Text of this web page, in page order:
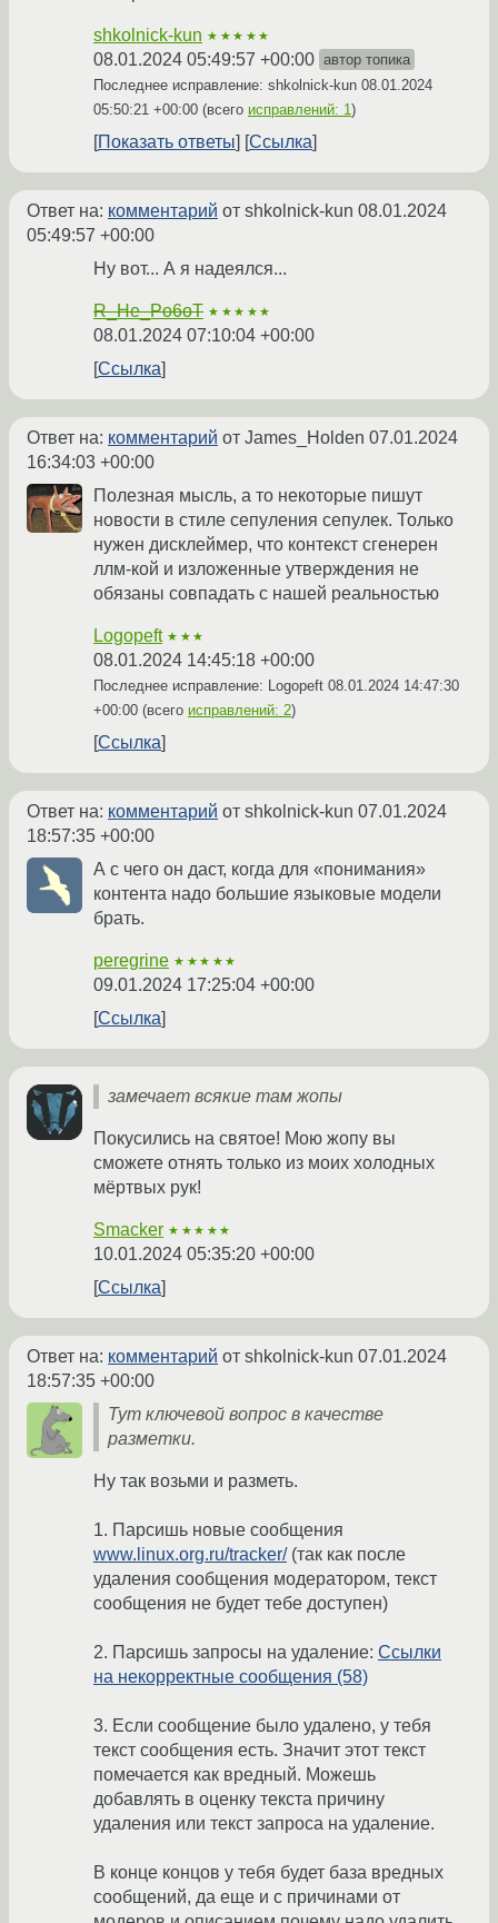
shkolnick-kun ★★★★★
08.01.2024 05:49:57 +00:00 автор топика
Последнее исправление: shkolnick-kun 08.01.2024
05:50:21 +00:00 (всего исправлений: 1 )
Показать ответы Ссылка
Ответ на: комментарий от shkolnick-kun 08.01.2024
05:49:57 +00:00
Ну вот... А я надеялся...
R_He_Po6oT ★★★★★
08.01.2024 07:10:04 +00:00
Ссылка
Ответ на: комментарий от James_Holden 07.01.2024
16:34:03 +00:00
Полезная мысль, а то некоторые пишут
новости в стиле сепуления сепулек. Только
нужен дисклеймер, что контекст сгенерен
ллм-кой и изложенные утверждения не
обязаны совпадать с нашей реальностью
Logopeft ★★★
08.01.2024 14:45:18 +00:00
Последнее исправление: Logopeft 08.01.2024 14:47:30
+00:00 (всего исправлений: 2)
Ссылка
Ответ на: комментарий от shkolnick-kun 07.01.2024
18:57:35 +00:00
А с чего он даст, когда для «понимания»
контента надо большие языковые модели
брать.
peregrine ★★★★★
09.01.2024 17:25:04 +00:00
Ссылка
замечает всякие там жопы
Покусились на святое! Мою жопу вы
сможете отнять только из моих холодных
мёртвых рук!
Smacker ★★★★★
10.01.2024 05:35:20 +00:00
Ссылка
Ответ на: комментарий от shkolnick-kun 07.01.2024
18:57:35 +00:00
Тут ключевой вопрос в качестве
разметки.
Ну так возьми и разметь.
1. Парсишь новые сообщения
www.linux.org.ru/tracker/(так как после
удаления сообщения модератором, текст
сообщения не будет тебе доступен)
2. Парсишь запросы на удаление: Ссылки
на некорректные сообщения (58)
3. Если сообщение было удалено, у тебя
текст сообщения есть. Значит этот текст
помечается как вредный. Можешь
добавлять в оценку текста причину
удаления или текст запроса на удаление.
В конце концов у тебя будет база вредных
сообщений, да еще и с причинами от